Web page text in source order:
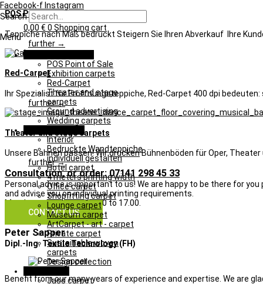
Facebook-f Instagram
Search
0,00 € 0 Shopping cart
Menu
POS Point of Sale
Exhibition carpets
Red-Carpet
Theater and stage
carpets
Ground advertising
Wedding carpets
Interior
Bedruckte Wandteppiche
individuell gestalten
Hotel carpet
4 meters printing width
Office carpet
Shopfitting carpet
Lounge carpet
Museum carpet
ArtCarpet - art - carpet
Private carpet
Sustainable woven
carpets
Design collection
Jass carpet
POS Point of Sale
Teppiche nach Maß bedruckt Steigern Sie Ihren Abverkauf Ihre
further →
Red-Carpet
Ihr Spezialist für Eröffnungsteppiche, Red-Carpet 400 dpi
further →
Theater and stage carpets
Unsere Bahnen passen! WirdruckenBühnenböden für Oper,
further →
Consultation, or order: 07141 298 45 33
Personal advice is important to us! We are happy to be there for you
and advise you on individual printing requirements.
Monday to Friday from 9.00 to 17.00.
CONTACT US
Peter Sapper
Dipl.-Ing. Textile Technology (FH)
Benefit from our many years of experience and expertise. We are